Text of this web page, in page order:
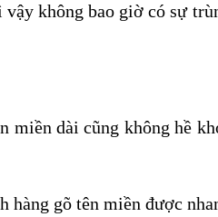
không bao giờ có sự
dài cũng không hề
hàng gõ tên miền được